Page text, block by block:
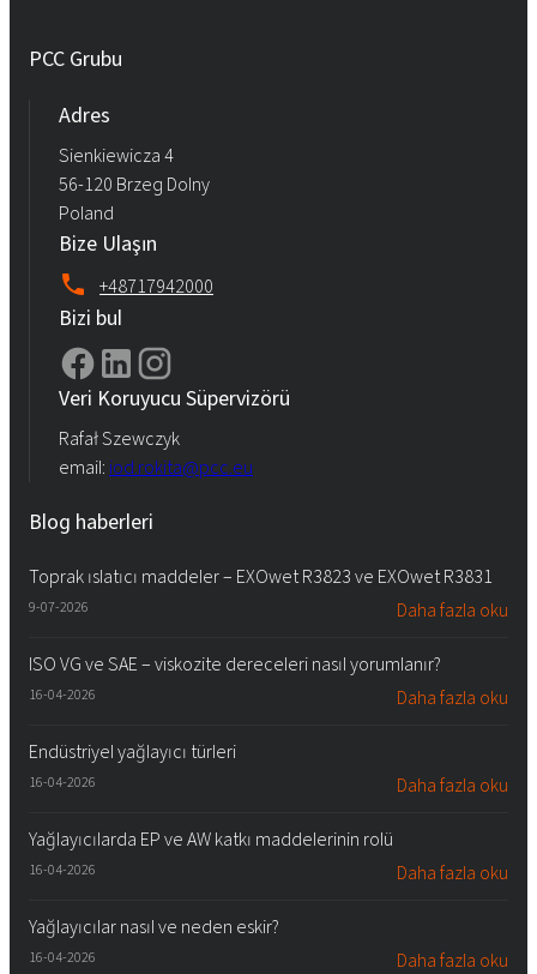
PCC Grubu
Adres
Sienkiewicza 4
56-120 Brzeg Dolny
Poland
Bize Ulaşın
+48717942000
Bizi bul
Veri Koruyucu Süpervizörü
Rafał Szewczyk
email: iod.rokita@pcc.eu
Blog haberleri
Toprak ıslatıcı maddeler – EXOwet R3823 ve EXOwet R3831
9-07-2026 Daha fazla oku
ISO VG ve SAE – viskozite dereceleri nasıl yorumlanır?
16-04-2026 Daha fazla oku
Endüstriyel yağlayıcı türleri
16-04-2026 Daha fazla oku
Yağlayıcılarda EP ve AW katkı maddelerinin rolü
16-04-2026 Daha fazla oku
Yağlayıcılar nasıl ve neden eskir?
16-04-2026 Daha fazla oku